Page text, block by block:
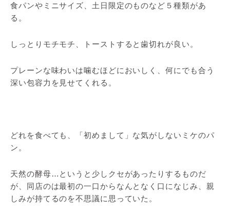
食パンやミニサイズ、土日限定のものなど５種類があ
る。
しっとりモチモチ、トーストすると歯切れが良い。
プレーンな味わいは噛むほどにおいしく、何にでも合う
深い包容力を見せてくれる。
どれを食べても、「初めまして」な気がしないミケのパ
ン。
天然の酵母…というと少しクセがあったりするものだ
が、同店のは最初の一口からなんとなく口になじみ、親
しみが持てるのを不思議に思っていた。